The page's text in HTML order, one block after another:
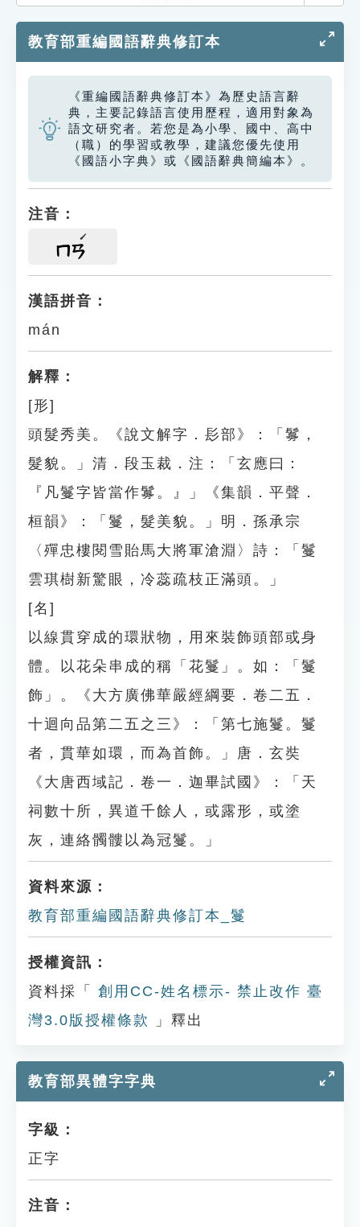
貓頭鷹博士
教育部重編國語辭典修訂本
《重編國語辭典修訂本》為歷史語言辭
典，主要記錄語言使用歷程，適用對象為
語文研究者。若您是為小學、國中、高中
（職）的學習或教學，建議您優先使用
《國語小字典》或《國語辭典簡編本》。
注音：
ㄇㄢ
漢語拼音：
mán
解釋：
[形]
頭髮秀美。《說文解字．髟部》：「䰓，
髮貌。」清．段玉裁．注：「玄應曰：
『凡鬘字皆當作䰓。』」《集韻．平聲．
桓韻》：「鬘，髮美貌。」明．孫承宗
〈殫忠樓閱雪貽馬大將軍滄淵〉詩：「鬘
雲琪樹新驚眼，冷蕊疏枝正滿頭。」
[名]
以線貫穿成的環狀物，用來裝飾頭部或身
體。以花朵串成的稱「花鬘」。如：「鬘
飾」。《大方廣佛華嚴經綱要．卷二五．
十迴向品第二五之三》：「第七施鬘。鬘
者，貫華如環，而為首飾。」唐．玄奘
《大唐西域記．卷一．迦畢試國》：「天
祠數十所，異道千餘人，或露形，或塗
灰，連絡髑髏以為冠鬘。」
資料來源：
教育部重編國語辭典修訂本_鬘
授權資訊：
資料採「
創用CC-姓名標示- 禁止改作 臺
灣3.0版授權條款
」釋出
教育部異體字字典
字級：
正字
注音：